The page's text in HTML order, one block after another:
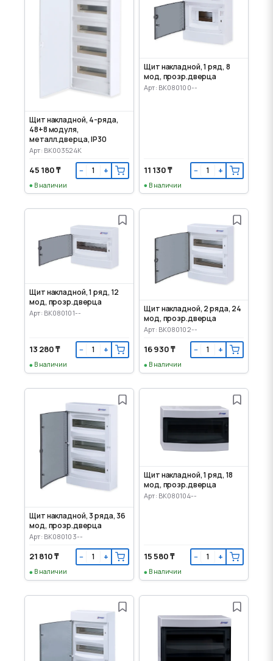
Щит накладной, 4-ряда,
48+8 модуля,
металл.дверца, IP30
Арт: BK003524K
45 180 ₸ − +
В наличии
Щит накладной, 1 ряд, 8
мод, прозр.дверца
Арт: BK080100--
11 130 ₸ − +
В наличии
Щит накладной, 1 ряд, 12
мод, прозр.дверца
Арт: BK080101--
13 280 ₸ − +
В наличии
Щит накладной, 2 ряда, 24
мод, прозр.дверца
Арт: BK080102--
16 930 ₸ − +
В наличии
Щит накладной, 3 ряда, 36
мод, прозр.дверца
Арт: BK080103--
21 810 ₸ − +
В наличии
Щит накладной, 1 ряд, 18
мод, прозр.дверца
Арт: BK080104--
15 580 ₸ − +
В наличии